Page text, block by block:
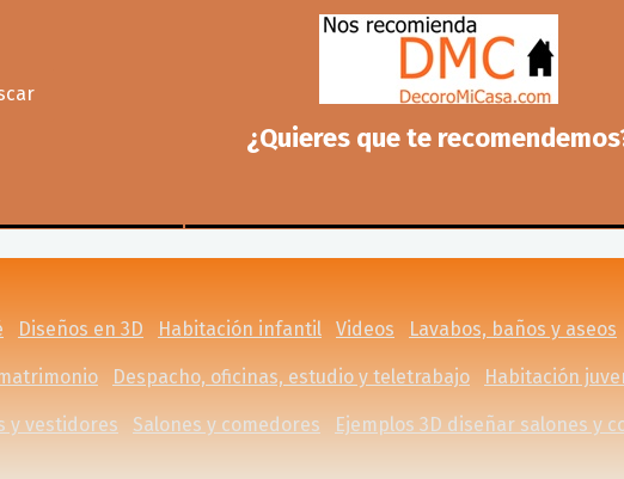
¿Quieres que te
Diseños en 3D Habitación infantil Videos Lavabos, baños y aseos
Despacho, oficinas, estudio y teletrabajo Habitación
y vestidores Salones y comedores Ejemplos 3D diseñar salones y